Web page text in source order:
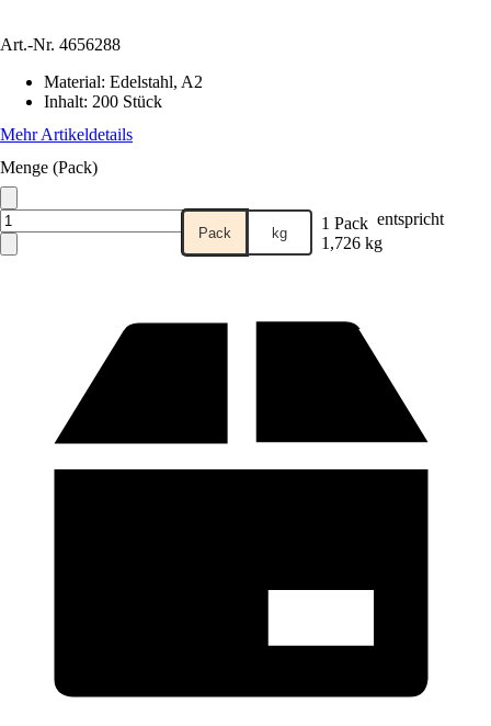
Art.-Nr. 4656288
Material: Edelstahl, A2
Inhalt: 200 Stück
Mehr Artikeldetails
Menge (Pack)
Pack kg 1 Pack entspricht
1,726 kg